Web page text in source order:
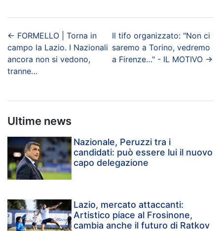
← FORMELLO | Torna in
campo la Lazio. I Nazionali
ancora non si vedono,
tranne…
Il tifo organizzato: "Non ci
saremo a Torino, vedremo
a Firenze…" - IL MOTIVO→
Ultime news
Nazionale, Peruzzi tra i
candidati: può essere lui il nuovo
capo delegazione
Lazio, mercato attaccanti:
Artistico piace al Frosinone,
cambia anche il futuro di Ratkov